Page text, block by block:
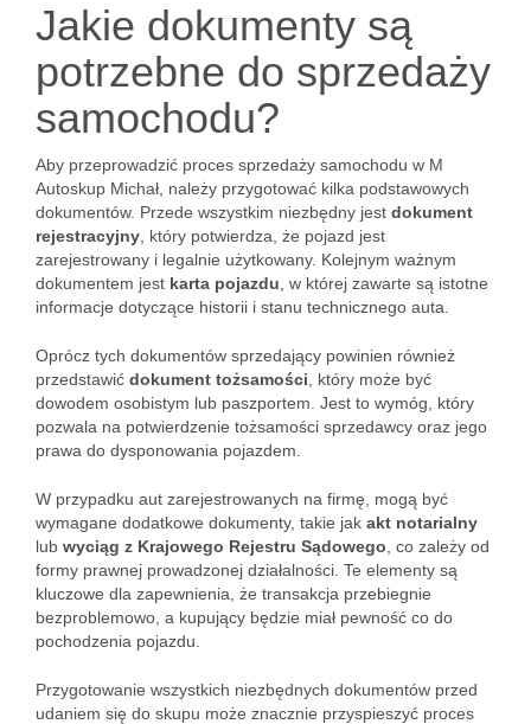
Jakie dokumenty są
potrzebne do sprzedaży
samochodu?
Aby przeprowadzić proces sprzedaży samochodu w M
Autoskup Michał, należy przygotować kilka podstawowych
dokumentów. Przede wszystkim niezbędny jest dokument
rejestracyjny , który potwierdza, że pojazd jest
zarejestrowany i legalnie użytkowany. Kolejnym ważnym
dokumentem jest karta pojazdu , w której zawarte są istotne
informacje dotyczące historii i stanu technicznego auta.
Oprócz tych dokumentów sprzedający powinien również
przedstawić dokument tożsamości , który może być
dowodem osobistym lub paszportem. Jest to wymóg, który
pozwala na potwierdzenie tożsamości sprzedawcy oraz jego
prawa do dysponowania pojazdem.
W przypadku aut zarejestrowanych na firmę, mogą być
wymagane dodatkowe dokumenty, takie jak akt notarialny
lub wyciąg z Krajowego Rejestru Sądowego , co zależy od
formy prawnej prowadzonej działalności. Te elementy są
kluczowe dla zapewnienia, że transakcja przebiegnie
bezproblemowo, a kupujący będzie miał pewność co do
pochodzenia pojazdu.
Przygotowanie wszystkich niezbędnych dokumentów przed
udaniem się do skupu może znacznie przyspieszyć proces